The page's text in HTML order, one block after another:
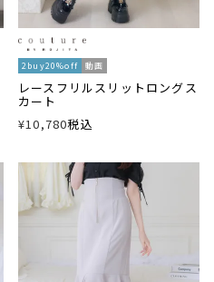
2buy20%off 動画
レースフリルスリットロングス
カート
¥10,780税込